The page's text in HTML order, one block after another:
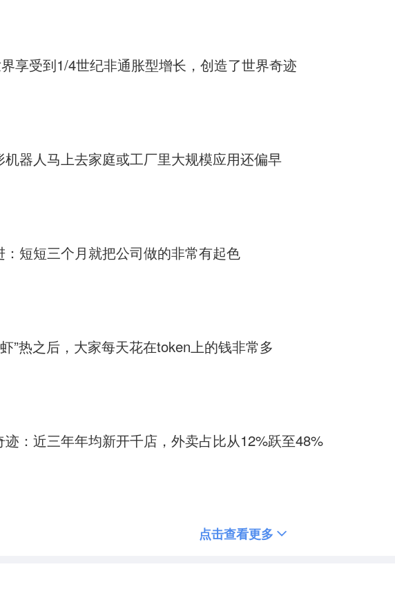
享受到1/4世纪非通胀型增长，创造了世界奇迹
器人马上去家庭或工厂里大规模应用还偏早
短短三个月就把公司做的非常有起色
”热之后，大家每天花在token上的钱非常多
：近三年年均新开千店，外卖占比从12%跃至48%
点击查看更多